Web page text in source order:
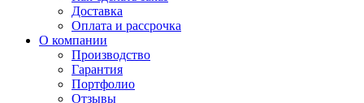
Доставка
Оплата и рассрочка
О компании
Производство
Гарантия
Портфолио
Отзывы